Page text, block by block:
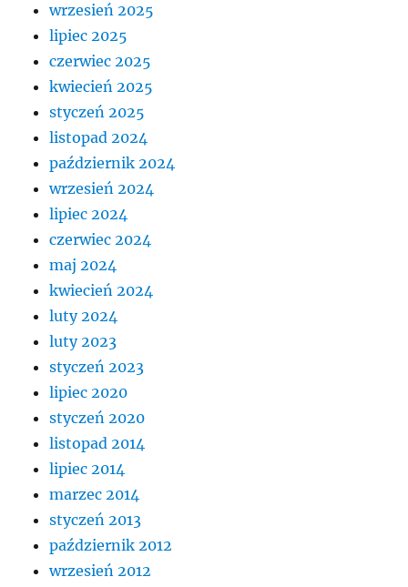
wrzesień 2025
lipiec 2025
czerwiec 2025
kwiecień 2025
styczeń 2025
listopad 2024
październik 2024
wrzesień 2024
lipiec 2024
czerwiec 2024
maj 2024
kwiecień 2024
luty 2024
luty 2023
styczeń 2023
lipiec 2020
styczeń 2020
listopad 2014
lipiec 2014
marzec 2014
styczeń 2013
październik 2012
wrzesień 2012